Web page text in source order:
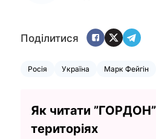
Поділитися
Росія Україна Марк Фейгін
Як читати
територіях